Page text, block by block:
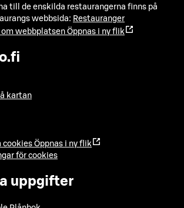
till de enskilda restaurangerna finns på
webbsida: Restauranger
webbplatsen Öppnas i ny flik
kartan
cookies Öppnas i ny flik
för cookies
uppgifter